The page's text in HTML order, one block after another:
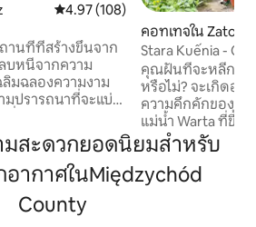
คะแนนเฉลี่ย 4.97 จาก 5, 108 รีวิว
4.97 (108)
ถานที่ที่สร้างขึ้นจาก
บหนีจากความ
ลิมฉลองความงาม
มปรารถนาที่จะแบ่ง
ามกลางทุ่งนาและ
ะเลสาบที่สวยงาม
ำหรับวันหยุดสุด
รเดินทางกับ
รมชาติที่อยู่รอบตัว
คอทเทจใน Zatom
Stara Kuếnia -
Forest
คุณฝันที่จะหลีกหนี
หรือไม่? จะเกิดอะ
ความคึกคักของรถเ
แม่น้ำ Warta ที่ขี้เกียจ? ตามที่คุณ
เรามีบ้าน 5 เตียง
พร้อมห้องนอนในห้
คนและเตียงโซฟา
คน (หรือความเป็น
มสะดวกยอดนิยมสำหรับ
ากาศในMiędzychód
County